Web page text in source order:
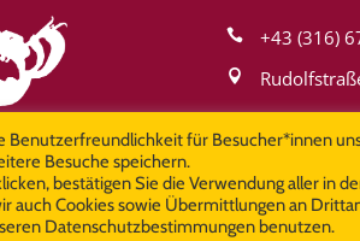
+43 (316)
Benutzerfreundlichkeit für Besucher*innen
Besuche speichern.
bestätigen Sie die Verwendung aller in
auch Cookies sowie Übermittlungen an
Datenschutzbestimmungen benutzen.